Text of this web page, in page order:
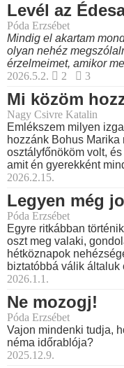
Levél az
Póda Erzsébet
Mindig el akartam
olyan nehéz
érzelmeimet, amikor
2026.5.2.
2 3
Mi közöm
Nagy Csivre Katalin
Emlékszem milyen
hozzánk Bohus
osztályfőnököm volt,
amit én gyerekként
2026.2.15.
Legyen még
Póda Erzsébet
Egyre ritkábban
oszt meg valaki,
hétköznapok
biztatóbbá válik általuk
2026.1.1.
Ne mozogj!
Póda Erzsébet
Vajon mindenki tudja,
néma időrablója?
2025.12.9.